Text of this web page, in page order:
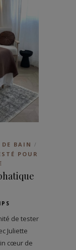
BAIN /
POUR
de tester
Juliette
cœur de